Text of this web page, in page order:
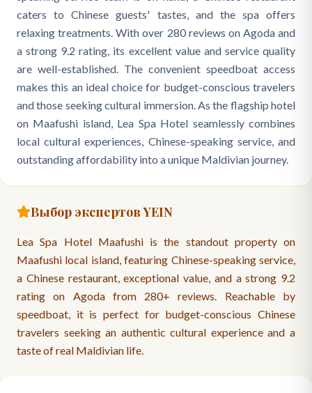
caters to Chinese guests' tastes, and the spa offers
relaxing treatments. With over 280 reviews on Agoda and
a strong 9.2 rating, its excellent value and service quality
are well-established. The convenient speedboat access
makes this an ideal choice for budget-conscious travelers
and those seeking cultural immersion. As the flagship hotel
on Maafushi island, Lea Spa Hotel seamlessly combines
local cultural experiences, Chinese-speaking service, and
outstanding affordability into a unique Maldivian journey.
Выбор экспертов YEIN
Lea Spa Hotel Maafushi is the standout property on
Maafushi local island, featuring Chinese-speaking service,
a Chinese restaurant, exceptional value, and a strong 9.2
rating on Agoda from 280+ reviews. Reachable by
speedboat, it is perfect for budget-conscious Chinese
travelers seeking an authentic cultural experience and a
taste of real Maldivian life.